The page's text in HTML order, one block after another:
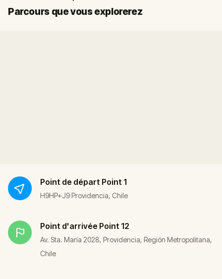
Parcours que vous explorerez
Départ
Arrivée
Point de départ Point 1
H9HP+J9 Providencia, Chile
Point d'arrivée Point 12
Av. Sta. María 2028, Providencia, Región Metropolitana,
Chile